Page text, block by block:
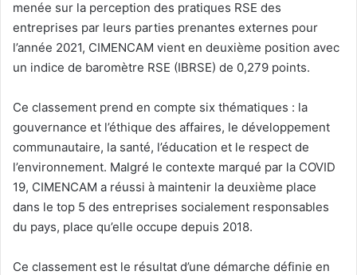
menée sur la perception des pratiques RSE des
entreprises par leurs parties prenantes externes pour
l’année 2021, CIMENCAM vient en deuxième position avec
un indice de baromètre RSE (IBRSE) de 0,279 points.
Ce classement prend en compte six thématiques : la
gouvernance et l’éthique des affaires, le développement
communautaire, la santé, l’éducation et le respect de
l’environnement. Malgré le contexte marqué par la COVID
19, CIMENCAM a réussi à maintenir la deuxième place
dans le top 5 des entreprises socialement responsables
du pays, place qu’elle occupe depuis 2018.
Ce classement est le résultat d’une démarche définie en